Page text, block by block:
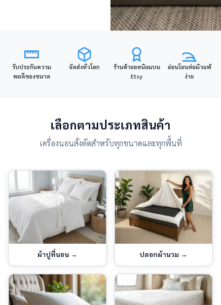
รับประกันความ
พอดีของขนาด
จัดส่งทั่วโลก
ร้านค้ายอดนิยมบน
Etsy
อ่อนโยนต่อผิวแพ้
ง่าย
เลือกตามประเภทสินค้า
เครื่องนอนสั่งตัดสำหรับทุกขนาดและทุกพื้นที่
ผ้าปูที่นอน → ปลอกผ้านวม →